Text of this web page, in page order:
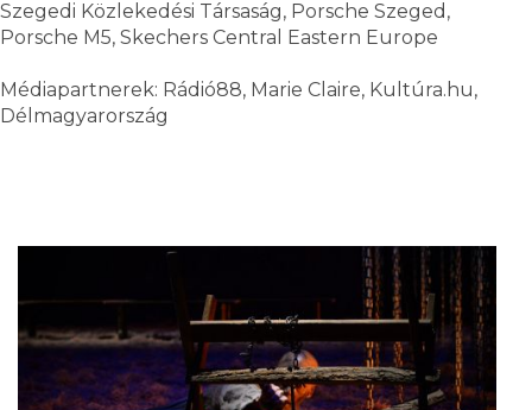
Szegedi Közlekedési Társaság, Porsche Szeged,
Porsche M5, Skechers Central Eastern Europe
Médiapartnerek: Rádió88, Marie Claire, Kultúra.hu,
Délmagyarország